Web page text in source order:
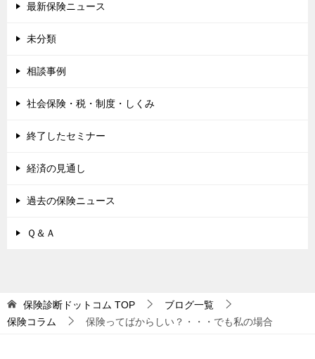
最新保険ニュース
未分類
相談事例
社会保険・税・制度・しくみ
終了したセミナー
経済の見通し
過去の保険ニュース
Ｑ＆Ａ
保険診断ドットコム TOP
ブログ一覧
保険コラム
保険ってばからしい？・・・でも私の場合